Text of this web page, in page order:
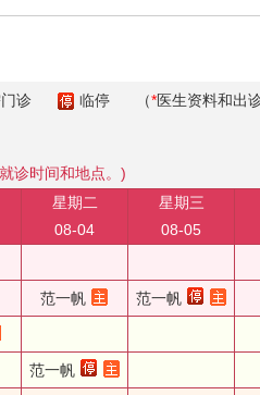
诊 临停 （*医生资料和出
诊时间和地点。)
星期二
08-04
星期三
08-05
范一帆 范一帆
范一帆